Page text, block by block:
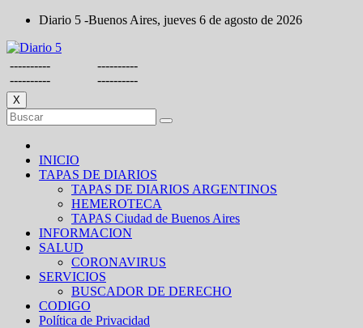
Saltar
contenido
Diario 5 -Buenos Aires, jueves 6 de agosto de 2026
----------
----------
----------
----------
X
INICIO
TAPAS DE DIARIOS
TAPAS DE DIARIOS ARGENTINOS
HEMEROTECA
TAPAS Ciudad de Buenos Aires
INFORMACION
SALUD
CORONAVIRUS
SERVICIOS
BUSCADOR DE DERECHO
CODIGO
Política de Privacidad